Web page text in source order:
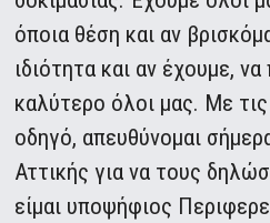
όποια θέση και αν
ιδιότητα και αν έχουμε,
καλύτερο όλοι μας. Με
οδηγό, απευθύνομαι
Αττικής για να τους
είμαι υποψήφιος